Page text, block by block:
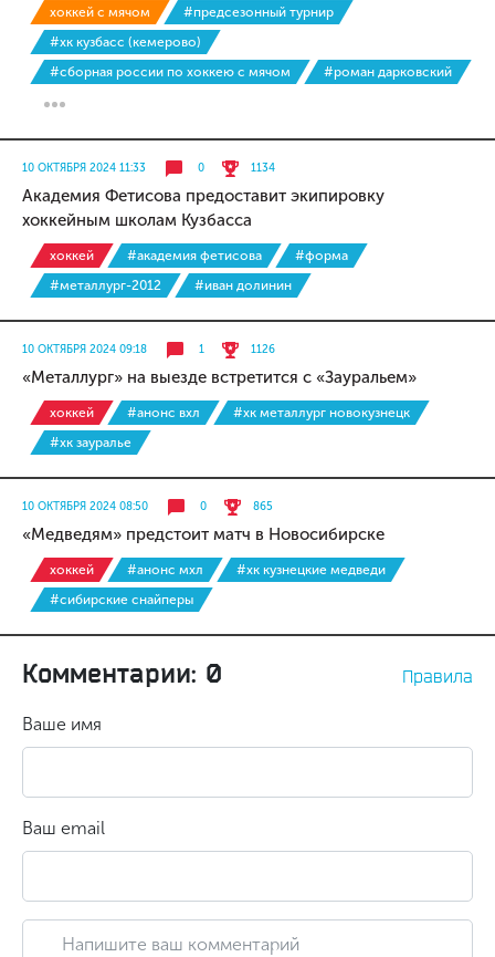
хоккей с мячом
#предсезонный турнир
#хк кузбасс (кемерово)
#сборная россии по хоккею с мячом
#роман дарковский
10 ОКТЯБРЯ 2024 11:33 0 1134
Академия Фетисова предоставит экипировку
хоккейным школам Кузбасса
хоккей #академия фетисова
#форма
#металлург-2012
#иван долинин
10 ОКТЯБРЯ 2024 09:18 1 1126
«Металлург» на выезде встретится с «Зауральем»
хоккей #анонс вхл
#хк металлург новокузнецк
#хк зауралье
10 ОКТЯБРЯ 2024 08:50 0 865
«Медведям» предстоит матч в Новосибирске
хоккей #анонс мхл
#хк кузнецкие медведи
#сибирские снайперы
Комментарии: 0 Правила
Ваше имя
Ваш email